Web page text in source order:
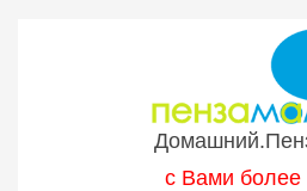
с Вами более